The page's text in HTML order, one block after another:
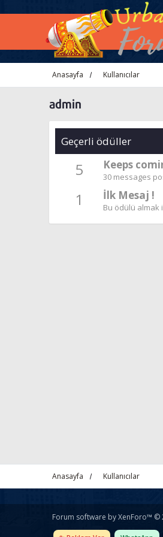
Anasayfa Kullanıcılar
admin
Geçerli ödüller
5 Keeps
30 messages
1 İlk Mesaj !
Bu ödülü almak
Anasayfa Kullanıcılar
Forum software by XenForo™ ©